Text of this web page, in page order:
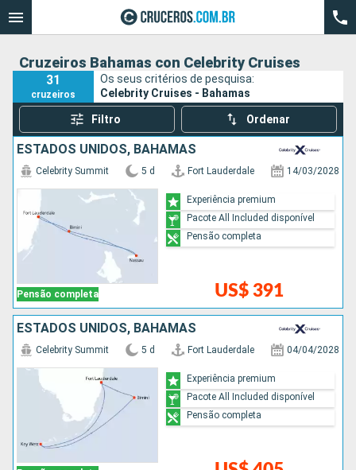
Cruzeiros Bahamas con Celebrity Cruises
31
cruzeiros
Os seus critérios de pesquisa:
Celebrity Cruises - Bahamas
Filtro Ordenar
ESTADOS UNIDOS, BAHAMAS
Pensão completa
Celebrity Summit 5 d Fort Lauderdale 14/03/2028
US$ 391
Experiência premium
Pacote All Included disponível
Pensão completa
ESTADOS UNIDOS, BAHAMAS
Celebrity Summit 5 d Fort Lauderdale 04/04/2028
Experiência premium
Pacote All Included disponível
Pensão completa